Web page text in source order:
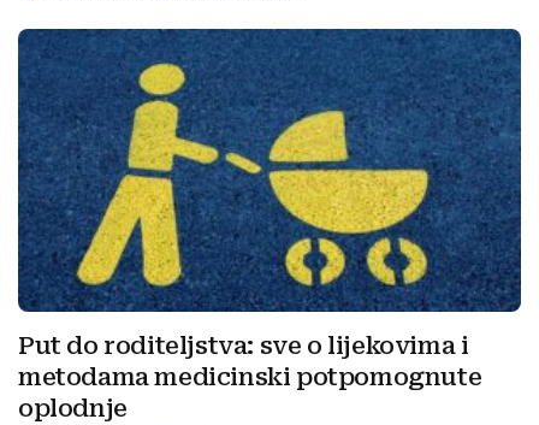
Put do roditeljstva: sve o lijekovima i
metodama medicinski potpomognute
oplodnje